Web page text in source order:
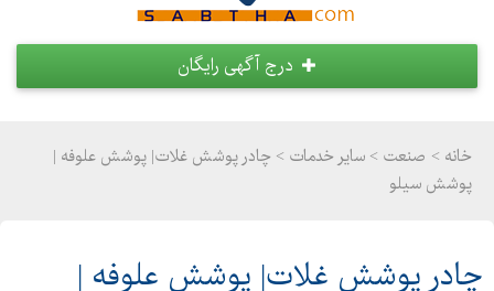
درج آگهی رایگان
خانه > صنعت > سایر خدمات > چادر پوشش غلات| پوشش علوفه |
پوشش سیلو
چادر پوشش غلات| پوشش علوفه |